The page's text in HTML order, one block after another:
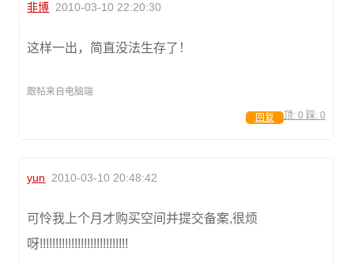
非博 2010-03-10 22:20:30
这样一出，简直没法生存了！
跟帖来自电脑端
顶: 0 踩: 0
回复
yun 2010-03-10 20:48:42
可怜我上个月才购买空间并提交备案,很烦
呀!!!!!!!!!!!!!!!!!!!!!!!!!!!!